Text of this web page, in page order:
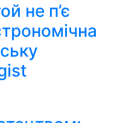
не п’є